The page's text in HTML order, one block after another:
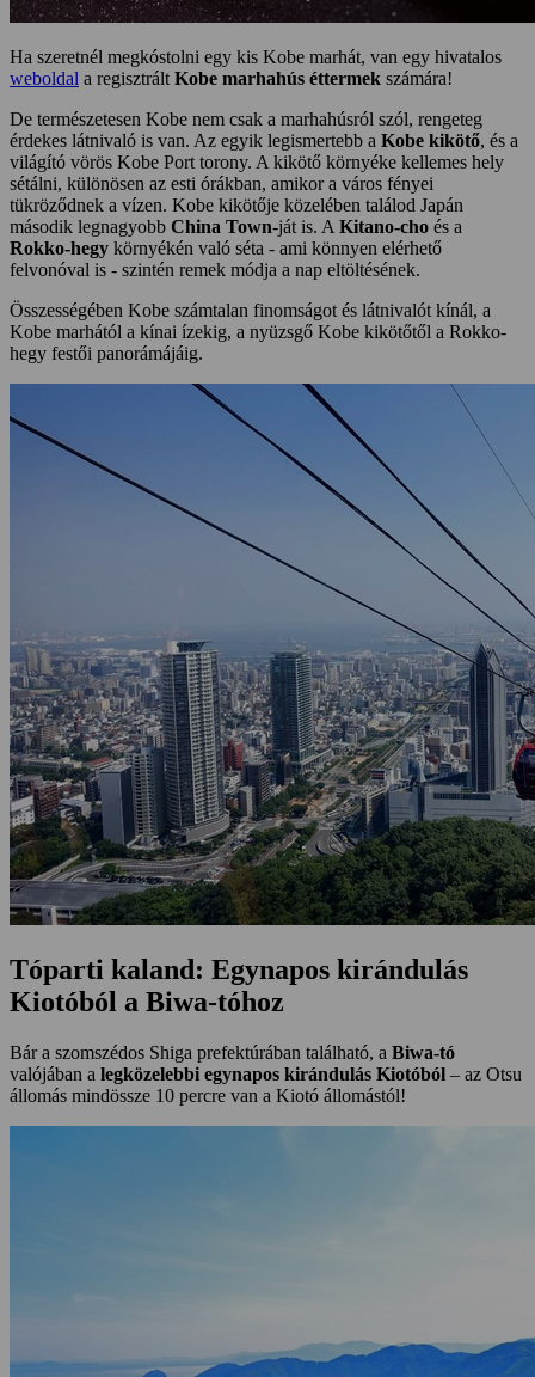
Ha szeretnél megkóstolni egy kis Kobe marhát, van egy hivatalos
weboldal a regisztrált Kobe marhahús éttermek számára!
De természetesen Kobe nem csak a marhahúsról szól, rengeteg
érdekes látnivaló is van. Az egyik legismertebb a Kobe kikötő, és a
világító vörös Kobe Port torony. A kikötő környéke kellemes hely
sétálni, különösen az esti órákban, amikor a város fényei
tükröződnek a vízen. Kobe kikötője közelében találod Japán
második legnagyobb China Town-ját is. A Kitano-cho és a
Rokko-hegy környékén való séta - ami könnyen elérhető
felvonóval is - szintén remek módja a nap eltöltésének.
Összességében Kobe számtalan finomságot és látnivalót kínál, a
Kobe marhától a kínai ízekig, a nyüzsgő Kobe kikötőtől a Rokko-
hegy festői panorámájáig.
Tóparti kaland: Egynapos kirándulás
Kiotóból a Biwa-tóhoz
Bár a szomszédos Shiga prefektúrában található, a Biwa-tó
valójában a legközelebbi egynapos kirándulás Kiotóból – az Otsu
állomás mindössze 10 percre van a Kiotó állomástól!